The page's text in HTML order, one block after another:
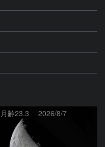
月齢23.3 2026/8/7